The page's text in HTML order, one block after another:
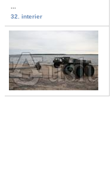
32. interier